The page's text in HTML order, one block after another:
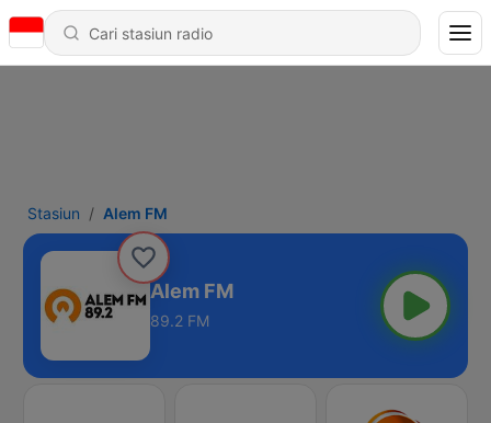
Stasiun Alem FM
Alem FM
89.2 FM